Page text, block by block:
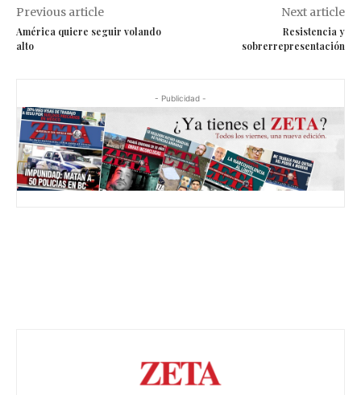
Previous article
América quiere seguir volando
alto
Next article
Resistencia y
sobrerrepresentación
- Publicidad -